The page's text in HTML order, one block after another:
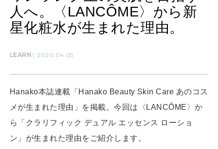
SUSTAINABLE
わたしができること
いい人生って？
人へ。〈LANCÔME〉から新
星化粧水が生まれた理由。
LEARN 2020.04.05
Hanako本誌連載「Hanako Beauty Skin Care あのコス
メが生まれた理由」を掲載。今回は〈LANCÔME〉か
ら「クラリフィック デュアル エッセンス ローショ
ン」が生まれた理由をご紹介します。